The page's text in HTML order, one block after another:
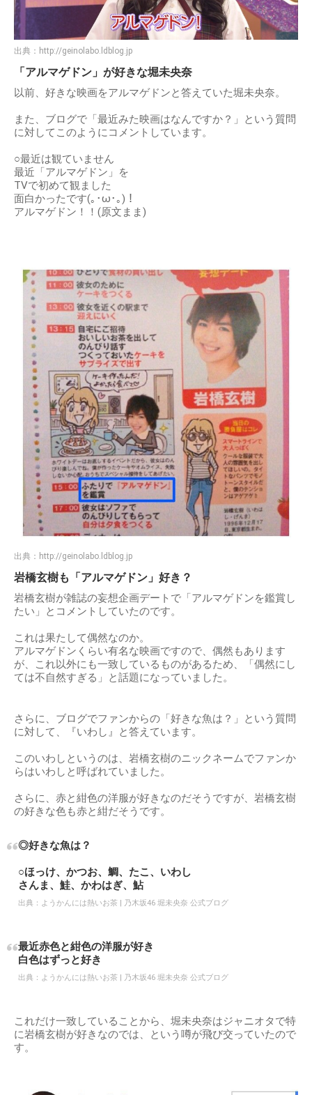
出典： http://geinolabo.ldblog.jp
「アルマゲドン」が好きな堀未央奈
以前、好きな映画をアルマゲドンと答えていた堀未央奈。
また、ブログで「最近みた映画はなんですか？」という質問
に対してこのようにコメントしています。
○最近は観ていません
最近「アルマゲドン」を
TVで初めて観ました
面白かったです(｡･ω･｡)！
アルマゲドン！！(原文まま)
出典： http://geinolabo.ldblog.jp
岩橋玄樹も「アルマゲドン」好き？
岩橋玄樹が雑誌の妄想企画デートで「アルマゲドンを鑑賞し
たい」とコメントしていたのです。
これは果たして偶然なのか。
アルマゲドンくらい有名な映画ですので、偶然もあります
が、これ以外にも一致しているものがあるため、「偶然にし
ては不自然すぎる」と話題になっていました。
さらに、ブログでファンからの「好きな魚は？」という質問
に対して、『いわし』と答えています。
このいわしというのは、岩橋玄樹のニックネームでファンか
らはいわしと呼ばれていました。
さらに、赤と紺色の洋服が好きなのだそうですが、岩橋玄樹
の好きな色も赤と紺だそうです。
◎好きな魚は？
○ほっけ、かつお、鯛、たこ、いわし
さんま、鮭、かわはぎ、鮎
出典： ようかんには熱いお茶 | 乃木坂46 堀未央奈 公式ブログ
最近赤色と紺色の洋服が好き
白色はずっと好き
出典： ようかんには熱いお茶 | 乃木坂46 堀未央奈 公式ブログ
これだけ一致していることから、堀未央奈はジャニオタで特
に岩橋玄樹が好きなのでは、という噂が飛び交っていたので
す。